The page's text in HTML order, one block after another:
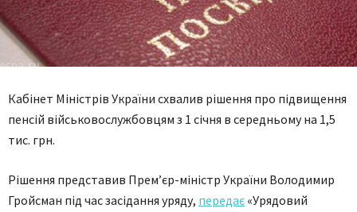
Кабінет Міністрів України схвалив рішення про підвищення
пенсій військовослужбовцям з 1 січня в середньому на 1,5
тис. грн.
Рішення представив Прем’єр-міністр України Володимир
Гройсман під час засідання уряду, передає «Урядовий